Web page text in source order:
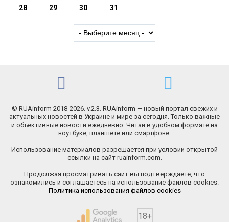
28
29 30 31
© RUAinform 2018-2026. v.2.3. RUAinform — новый портал свежих и
актуальных новостей в Украине и мире за сегодня. Только важные
и объективные новости ежедневно. Читай в удобном формате на
ноутбуке, планшете или смартфоне.
Использование материалов разрешается при условии открытой
ссылки на сайт ruainform.com.
Продолжая просматривать сайт вы подтверждаете, что
ознакомились и соглашаетесь на использование файлов cookies.
Политика использования файлов cookies
18+